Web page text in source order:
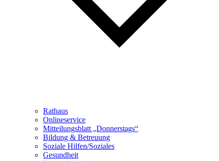
Rathaus
Onlineservice
Mitteilungsblatt „Donnerstags“
Bildung & Betreuung
Soziale Hilfen/Soziales
Gesundheit